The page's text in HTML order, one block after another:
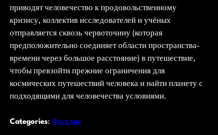
приводят человечество к продовольственному
кризису, коллектив исследователей и учёных
отправляется сквозь червоточину (которая
предположительно соединяет области пространства-
времени через большое расстояние) в путешествие,
чтобы превзойти прежние ограничения для
космических путешествий человека и найти планету с
подходящими для человечества условиями.
Categories: Фильмы